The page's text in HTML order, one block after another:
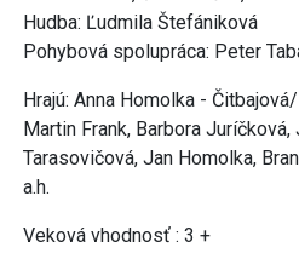
Hudba: Ľudmila Štefániková
Pohybová spolupráca: Peter
Hrajú: Anna Homolka -
Martin Frank, Barbora Juríčková,
Tarasovičová, Jan Homolka,
a.h.
Veková vhodnosť : 3 +